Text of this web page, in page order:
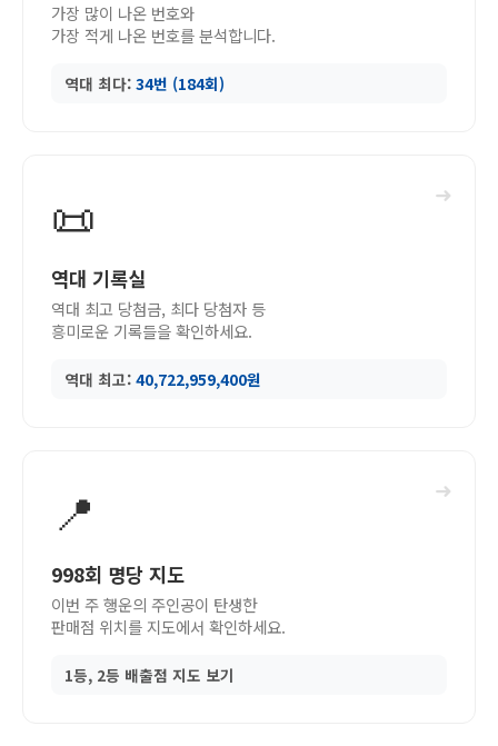
가장 많이 나온 번호와
가장 적게 나온 번호를 분석합니다.
역대 최다: 34번 (184회)
➜
📜
역대 기록실
역대 최고 당첨금, 최다 당첨자 등
흥미로운 기록들을 확인하세요.
역대 최고: 40,722,959,400원
➜
📍
998회 명당 지도
이번 주 행운의 주인공이 탄생한
판매점 위치를 지도에서 확인하세요.
1등, 2등 배출점 지도 보기